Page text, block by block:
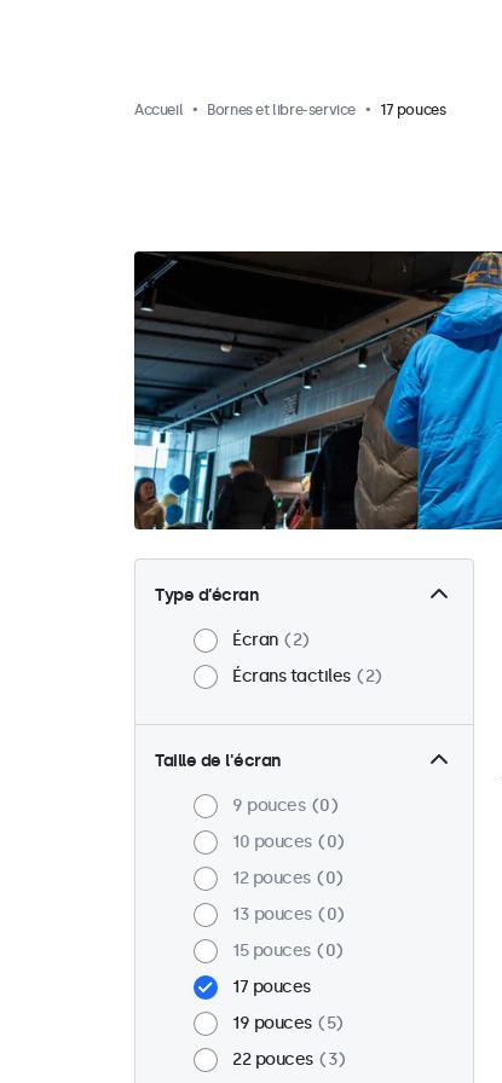
Accueil Bornes et libre-service 17 pouces
Type d’écran
Écran
2
Écrans tactiles
2
Taille de l'écran
9 pouces
0
10 pouces
0
12 pouces
0
13 pouces
0
15 pouces
0
17 pouces
19 pouces
5
22 pouces
3